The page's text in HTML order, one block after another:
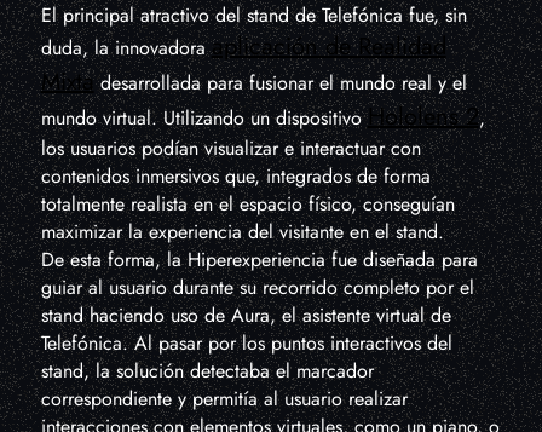
El principal atractivo del stand de Telefónica fue, sin
duda, la innovadoraaplicación de Realidad
Mixtadesarrollada para fusionar el mundo real y el
mundo virtual. Utilizando un dispositivoHololens 2,
los usuarios podían visualizar e interactuar con
contenidos inmersivos que, integrados de forma
totalmente realista en el espacio físico, conseguían
maximizar la experiencia del visitante en el stand.
De esta forma, la Hiperexperiencia fue diseñada para
guiar al usuario durante su recorrido completo por el
stand haciendo uso de Aura, el asistente virtual de
Telefónica. Al pasar por los puntos interactivos del
stand, la solución detectaba el marcador
correspondiente y permitía al usuario realizar